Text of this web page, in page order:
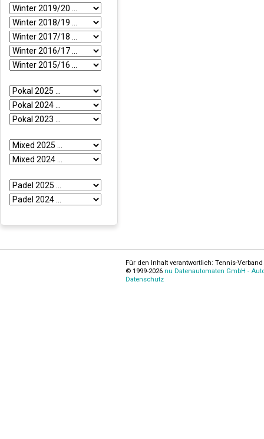
Für den Inhalt verantwortlich: Tennis-
© 1999-2026 nu Datenautomaten GmbH -
Datenschutz